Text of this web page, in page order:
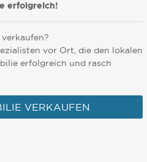
erfolgreich!
vor Ort, die den lokalen
erfolgreich und rasch
VERKAUFEN